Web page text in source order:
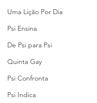
Uma Lição Por Dia
Psi Ensina
De Psi para Psi
Quinta Gay
Psi Confronta
Psi Indica